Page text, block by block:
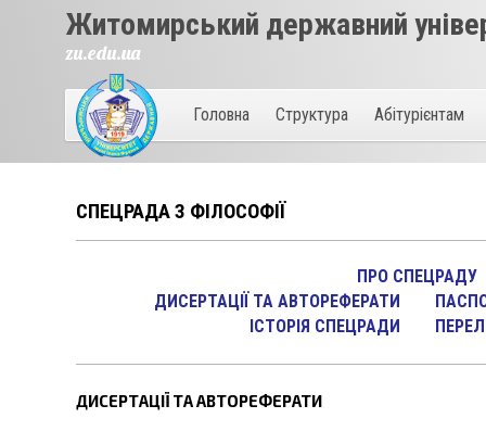
Житомирський державний
zu.edu.ua
Головна Структура Абітурієнтам
СПЕЦРАДА З ФІЛОСОФІЇ
ПРО СПЕЦРАДУ
ДИСЕРТАЦІЇ ТА АВТОРЕФЕРАТИ
ІСТОРІЯ СПЕЦРАДИ
ДИСЕРТАЦІЇ ТА АВТОРЕФЕРАТИ